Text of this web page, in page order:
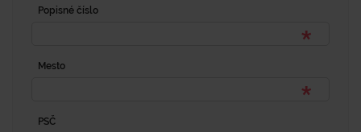
Popisné číslo
Mesto
PSČ